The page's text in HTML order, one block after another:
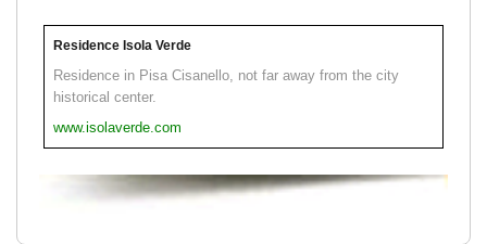
Residence Isola Verde
Residence in Pisa Cisanello, not far away from the city
historical center.
www.isolaverde.com